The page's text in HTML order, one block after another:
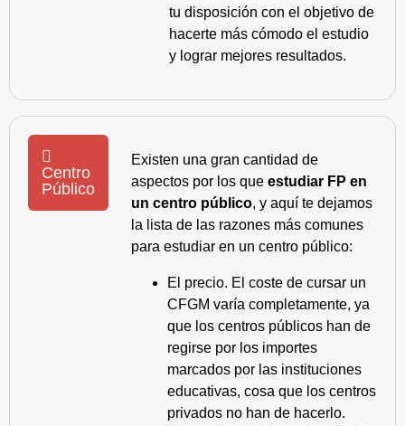
tu disposición con el objetivo de
hacerte más cómodo el estudio
y lograr mejores resultados.
Centro
Público
Existen una gran cantidad de
aspectos por los que estudiar FP en
un centro público, y aquí te dejamos
la lista de las razones más comunes
para estudiar en un centro público:
El precio. El coste de cursar un
CFGM varía completamente, ya
que los centros públicos han de
regirse por los importes
marcados por las instituciones
educativas, cosa que los centros
privados no han de hacerlo.